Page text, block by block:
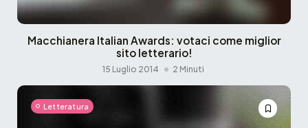
Macchianera Italian Awards: votaci come miglior
sito letterario!
15 Luglio 2014 2 Minuti
Letteratura